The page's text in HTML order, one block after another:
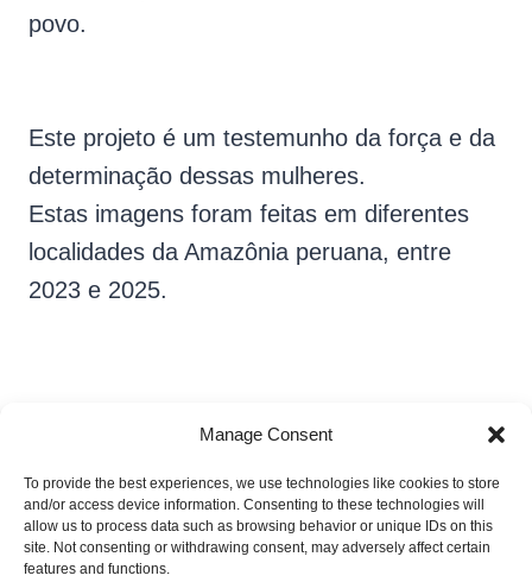
Manage Consent
To provide the best experiences, we use technologies like cookies to store
and/or access device information. Consenting to these technologies will
allow us to process data such as browsing behavior or unique IDs on this
site. Not consenting or withdrawing consent, may adversely affect certain
features and functions.
povo.
Este projeto é um testemunho da força e da
determinação dessas mulheres.
Estas imagens foram feitas em diferentes
localidades da Amazônia peruana, entre
2023 e 2025.
Leslie Searles